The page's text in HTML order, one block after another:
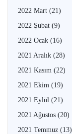
2022 Mart (21)
2022 Şubat (9)
2022 Ocak (16)
2021 Aralık (28)
2021 Kasım (22)
2021 Ekim (19)
2021 Eylül (21)
2021 Ağustos (20)
2021 Temmuz (13)